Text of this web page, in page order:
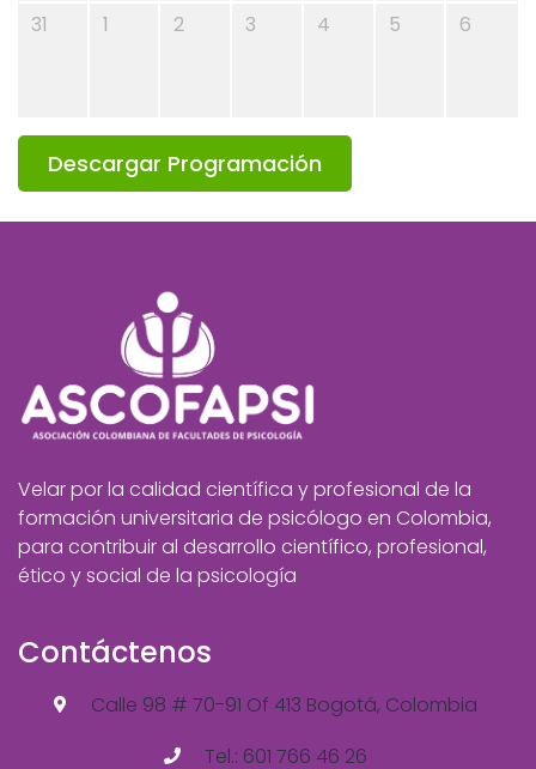
31 1 2 3 4 5 6
Descargar Programación
Velar por la calidad científica y profesional de la
formación universitaria de psicólogo en Colombia,
para contribuir al desarrollo científico, profesional,
ético y social de la psicología
Contáctenos
Calle 98 # 70-91 Of 413 Bogotá, Colombia
Tel.: 601 766 46 26